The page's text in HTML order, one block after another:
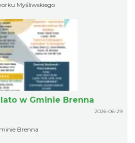
Myśliwskiego
w Gminie Brenna
2026-06-29
Brenna